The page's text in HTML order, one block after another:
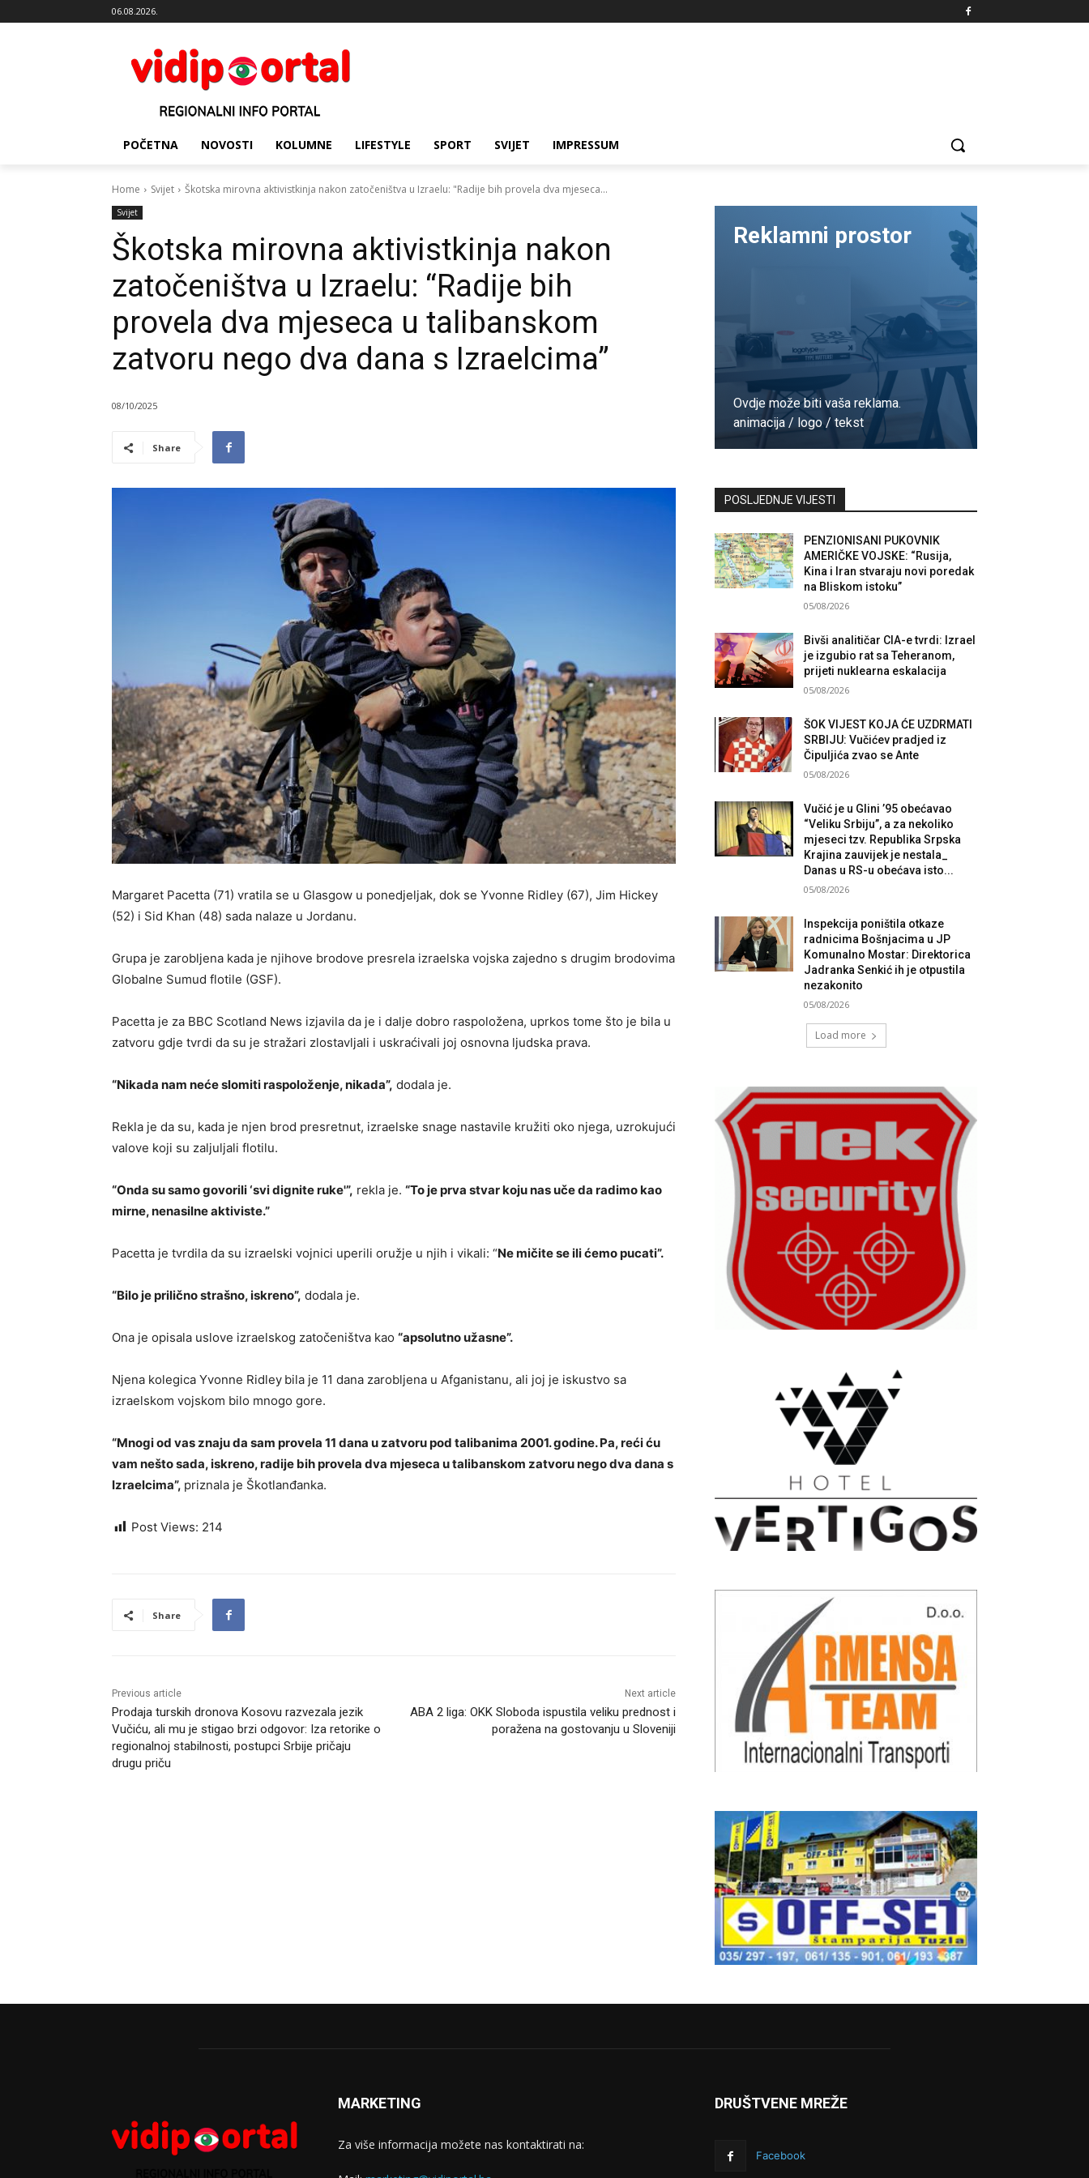
06.08.2026.
POČETNA NOVOSTI KOLUMNE LIFESTYLE SPORT SVIJET IMPRESSUM
Home Svijet Škotska mirovna aktivistkinja nakon zatočeništva u Izraelu: "Radije bih provela dva mjeseca...
Svijet
Škotska mirovna aktivistkinja nakon
zatočeništva u Izraelu: “Radije bih
provela dva mjeseca u talibanskom
zatvoru nego dva dana s Izraelcima”
08/10/2025
Share
Margaret Pacetta (71) vratila se u Glasgow u ponedjeljak, dok se Yvonne Ridley (67), Jim Hickey
(52) i Sid Khan (48) sada nalaze u Jordanu.
Grupa je zarobljena kada je njihove brodove presrela izraelska vojska zajedno s drugim brodovima
Globalne Sumud flotile (GSF).
Pacetta je za BBC Scotland News izjavila da je i dalje dobro raspoložena, uprkos tome što je bila u
zatvoru gdje tvrdi da su je stražari zlostavljali i uskraćivali joj osnovna ljudska prava.
“Nikada nam neće slomiti raspoloženje, nikada”, dodala je.
Rekla je da su, kada je njen brod presretnut, izraelske snage nastavile kružiti oko njega, uzrokujući
valove koji su zaljuljali flotilu.
“Onda su samo govorili ‘svi dignite ruke'”, rekla je. “To je prva stvar koju nas uče da radimo kao
mirne, nenasilne aktiviste.”
Pacetta je tvrdila da su izraelski vojnici uperili oružje u njih i vikali: “Ne mičite se ili ćemo pucati”.
“Bilo je prilično strašno, iskreno”, dodala je.
Ona je opisala uslove izraelskog zatočeništva kao “apsolutno užasne”.
Njena kolegica Yvonne Ridley bila je 11 dana zarobljena u Afganistanu, ali joj je iskustvo sa
izraelskom vojskom bilo mnogo gore.
“Mnogi od vas znaju da sam provela 11 dana u zatvoru pod talibanima 2001. godine. Pa, reći ću
vam nešto sada, iskreno, radije bih provela dva mjeseca u talibanskom zatvoru nego dva dana s
Izraelcima”, priznala je Škotlanđanka.
Post Views: 214
Share
Previous article
Prodaja turskih dronova Kosovu razvezala jezik
Vučiću, ali mu je stigao brzi odgovor: Iza retorike o
regionalnoj stabilnosti, postupci Srbije pričaju
drugu priču
Next article
ABA 2 liga: OKK Sloboda ispustila veliku prednost i
poražena na gostovanju u Sloveniji
Reklamni prostor
Ovdje može biti vaša reklama.
animacija / logo / tekst
POSLJEDNJE VIJESTI
PENZIONISANI PUKOVNIK
AMERIČKE VOJSKE: “Rusija,
Kina i Iran stvaraju novi poredak
na Bliskom istoku”
05/08/2026
Bivši analitičar CIA-e tvrdi: Izrael
je izgubio rat sa Teheranom,
prijeti nuklearna eskalacija
05/08/2026
ŠOK VIJEST KOJA ĆE UZDRMATI
SRBIJU: Vučićev pradjed iz
Čipuljića zvao se Ante
05/08/2026
Vučić je u Glini ’95 obećavao
“Veliku Srbiju”, a za nekoliko
mjeseci tzv. Republika Srpska
Krajina zauvijek je nestala_
Danas u RS-u obećava isto...
05/08/2026
Inspekcija poništila otkaze
radnicima Bošnjacima u JP
Komunalno Mostar: Direktorica
Jadranka Senkić ih je otpustila
nezakonito
05/08/2026
Load more
MARKETING
Za više informacija možete nas kontaktirati na:
DRUŠTVENE MREŽE
Facebook